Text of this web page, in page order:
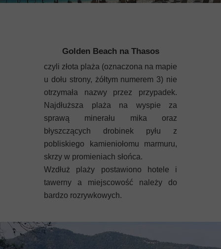
Golden Beach na Thasos
czyli złota plaża (oznaczona na mapie
u dołu strony, żółtym numerem 3) nie
otrzymała nazwy przez przypadek.
Najdłuższa plaża na wyspie za
sprawą minerału mika oraz
błyszczących drobinek pyłu z
pobliskiego kamieniołomu marmuru,
skrzy w promieniach słońca.
Wzdłuż plaży postawiono hotele i
tawerny a miejscowość należy do
bardzo rozrywkowych.